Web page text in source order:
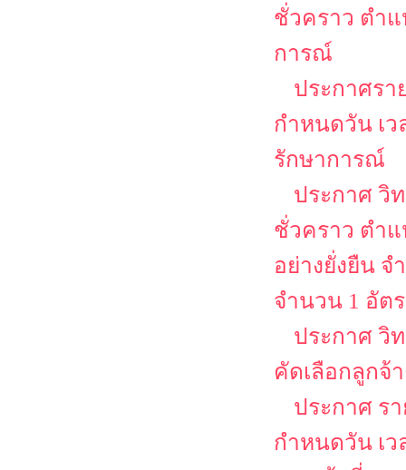
ชั่วคราว ตำ
การณ์
ประกาศรา
กำหนดวัน เว
รักษาการณ์
ประกาศ วิ
ชั่วคราว ตำแ
อย่างยั่งยืน
จำนวน 1 อัต
ประกาศ วิ
คัดเลือกลูกจ้
ประกาศ ร
กำหนดวัน เ